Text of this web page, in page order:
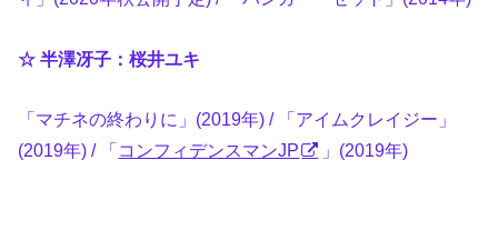
☆ 半澤冴子：桜井ユキ
「マチネの終わりに」(2019年) / 「アイムクレイジー」
(2019年) / 「コンフィデンスマンJP 」(2019年)